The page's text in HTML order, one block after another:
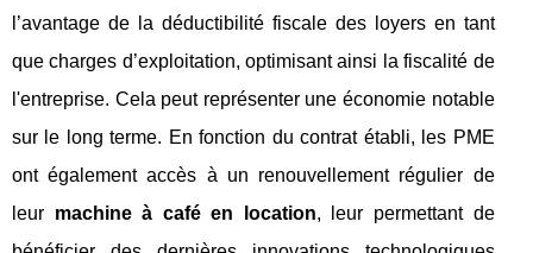
l’avantage de la déductibilité fiscale des loyers en tant
que charges d’exploitation, optimisant ainsi la fiscalité de
l'entreprise. Cela peut représenter une économie notable
sur le long terme. En fonction du contrat établi, les PME
ont également accès à un renouvellement régulier de
leur machine à café en location, leur permettant de